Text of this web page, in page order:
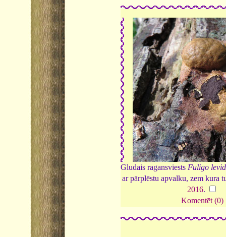
Gludais ragansviests Fuligo
ar pārplēstu apvalku, zem kura
2016.
Komentēt (0)